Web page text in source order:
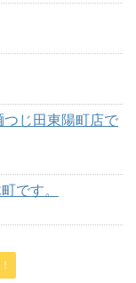
じ田東陽町店で
です。